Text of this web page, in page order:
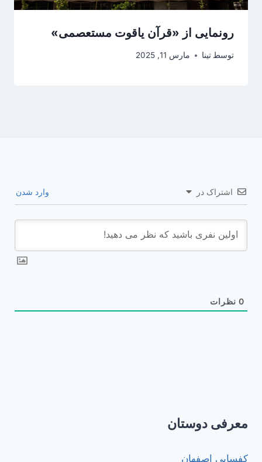
رونمایی از «قرآن یاقوت مستعصمی»
توسط تینا مارس 11, 2025
اشتراک در وارد شدن
0 نظرات
معرفی دوستان
کفسابی اصفهان